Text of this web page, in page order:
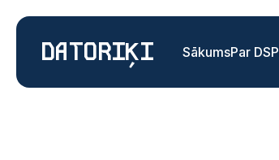
DATORIĶI SākumsPar DSP